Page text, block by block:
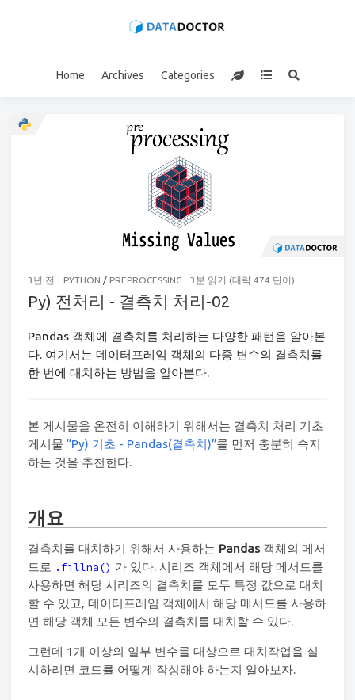
Home Archives Categories
3년 전 PYTHON / PREPROCESSING 3분 읽기 (대략 474 단어)
Py) 전처리 - 결측치 처리-02
Pandas 객체에 결측치를 처리하는 다양한 패턴을 알아본
다. 여기서는 데이터프레임 객체의 다중 변수의 결측치를
한 번에 대치하는 방법을 알아본다.
본 게시물을 온전히 이해하기 위해서는 결측치 처리 기초
게시물 “Py) 기초 - Pandas(결측치)”를 먼저 충분히 숙지
하는 것을 추천한다.
개요
결측치를 대치하기 위해서 사용하는 Pandas 객체의 메서
드로 .fillna() 가 있다. 시리즈 객체에서 해당 메서드를
사용하면 해당 시리즈의 결측치를 모두 특정 값으로 대치
할 수 있고, 데이터프레임 객체에서 해당 메서드를 사용하
면 해당 객체 모든 변수의 결측치를 대치할 수 있다.
그런데 1개 이상의 일부 변수를 대상으로 대치작업을 실
시하려면 코드를 어떻게 작성해야 하는지 알아보자.